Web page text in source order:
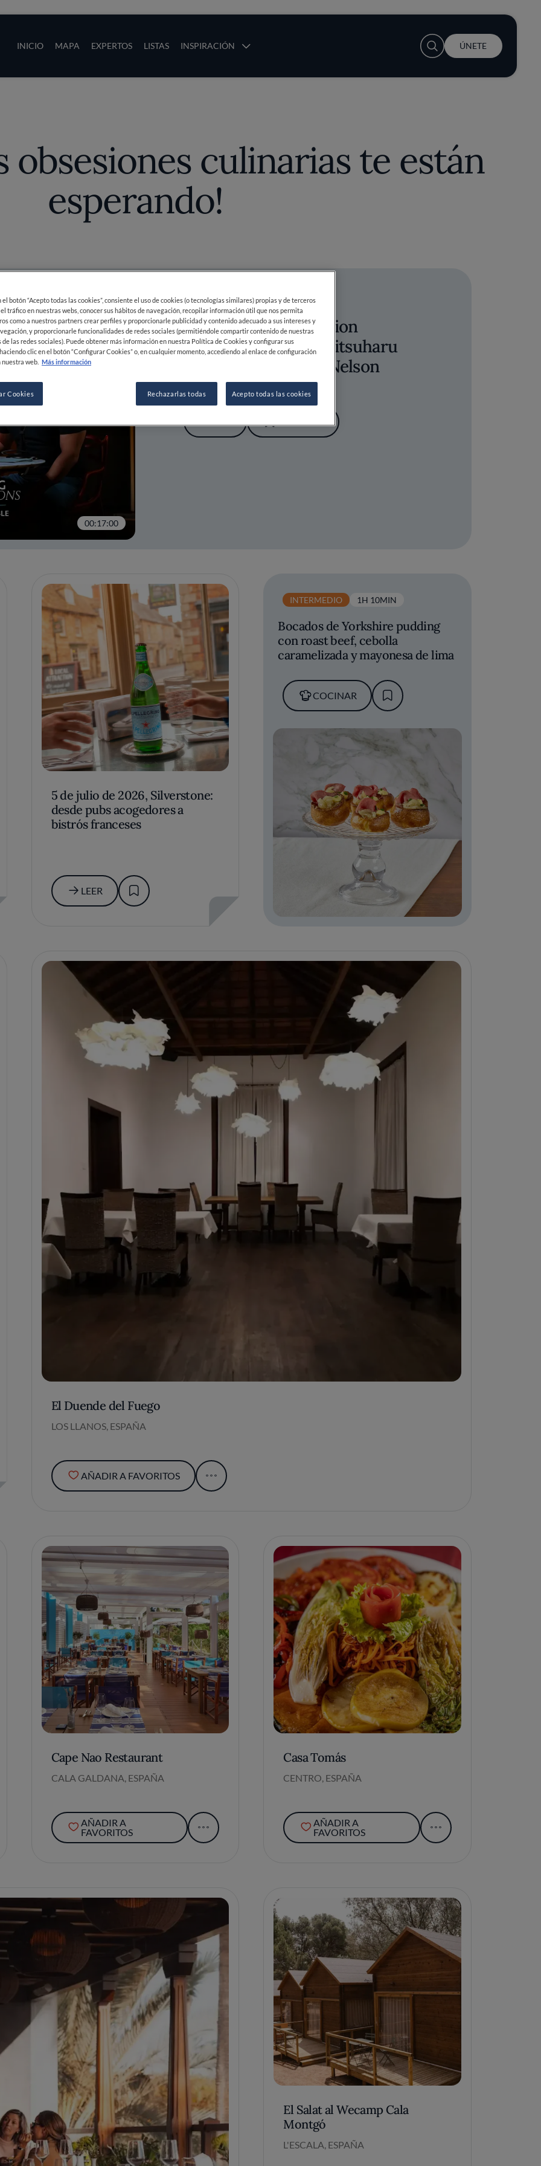
INICIO MAPA EXPERTOS LISTAS INSPIRACIÓN
User account menu
ÚNETE
obsesiones culinarias te están
esperando!
00:17:00
Sparkling Conversation
Around the Table: Mitsuharu
“Micha” Tsumura y Nelson
Freitas
5 de julio de 2026, Silverstone:
desde pubs acogedores a
bistrós franceses
LEER
INTERMEDIO 1H 10MIN
Bocados de Yorkshire pudding
con roast beef, cebolla
caramelizada y mayonesa de lima
COCINAR
El Duende del Fuego
LOS LLANOS, ESPAÑA
AÑADIR A FAVORITOS
Cape Nao Restaurant
CALA GALDANA, ESPAÑA
AÑADIR A
FAVORITOS
Casa Tomás
CENTRO, ESPAÑA
AÑADIR A
FAVORITOS
El Salat al Wecamp Cala
Montgó
L'ESCALA, ESPAÑA
el botón “Acepto todas las cookies”, consiente el uso de cookies (o tecnologías similares) propias y de terceros
tráfico en nuestras webs, conocer sus hábitos de navegación, recopilar información útil que nos permita
como a nuestros partners crear perfiles y proporcionarle publicidad y contenido adecuado a sus intereses y
y proporcionarle funcionalidades de redes sociales (permitiéndole compartir contenido de nuestras
de las redes sociales). Puede obtener más información en nuestra Política de Cookies y configurar sus
clic en el botón “Configurar Cookies” o, en cualquier momento, accediendo al enlace de configuración
web. Más información
Cookies Rechazarlas todas Acepto todas las cookies